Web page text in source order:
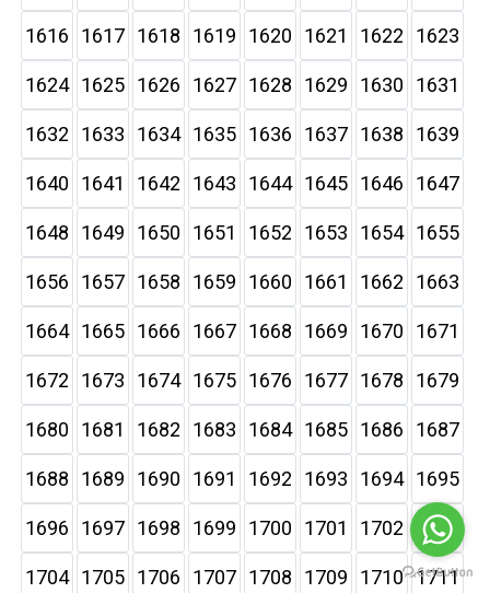
1616 1617 1618 1619 1620 1621 1622 1623
1624 1625 1626 1627 1628 1629 1630 1631
1632 1633 1634 1635 1636 1637 1638 1639
1640 1641 1642 1643 1644 1645 1646 1647
1648 1649 1650 1651 1652 1653 1654 1655
1656 1657 1658 1659 1660 1661 1662 1663
1664 1665 1666 1667 1668 1669 1670 1671
1672 1673 1674 1675 1676 1677 1678 1679
1680 1681 1682 1683 1684 1685 1686 1687
1688 1689 1690 1691 1692 1693 1694 1695
1696 1697 1698 1699 1700 1701 1702 1703
1704 1705 1706 1707 1708 1709 1710 1711